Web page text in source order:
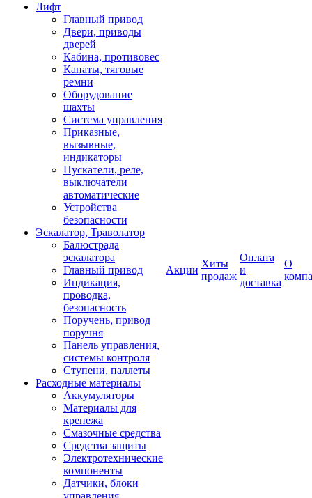
Лифт
Главный привод
Двери, приводы
дверей
Кабина, противовес
Канаты, тяговые
ремни
Оборудование
шахты
Система управления
Приказные,
вызывные,
индикаторы
Пускатели, реле,
выключатели
автоматические
Устройства
безопасности
Эскалатор, Траволатор
Балюстрада
эскалатора
Главный привод
Индикация,
проводка,
безопасность
Поручень, привод
поручня
Панель управления,
системы контроля
Ступени, паллеты
Расходные материалы
Аккумуляторы
Материалы для
крепежа
Смазочные средства
Средства защиты
Электротехнические
компоненты
Датчики, блоки
управления,
Акции
Хиты
продаж
Оплата
и
доставка
О